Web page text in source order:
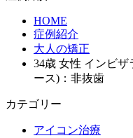
HOME
症例紹介
大人の矯正
34歳 女性 インビ
ース)：非抜歯
カテゴリー
アイコン治療